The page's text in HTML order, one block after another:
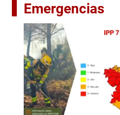
Emergencias